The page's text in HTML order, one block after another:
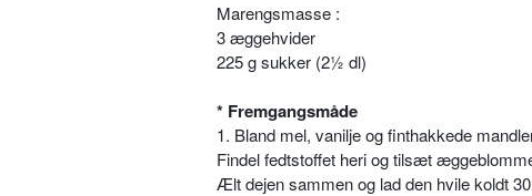
Marengsmasse :
3 æggehvider
225 g sukker (2½ dl)
* Fremgangsmåde
1. Bland mel, vanilje og finthakkede
Findel fedtstoffet heri og tilsæt
Ælt dejen sammen og lad den hvile koldt